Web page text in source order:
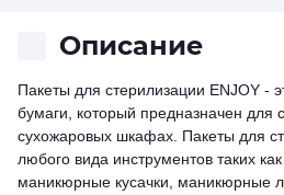
Описание
Пакеты для стерилизации ENJOY -
бумаги, который предназначен для
сухожаровых шкафах. Пакеты для
любого вида инструментов таких
маникюрные кусачки, маникюрные